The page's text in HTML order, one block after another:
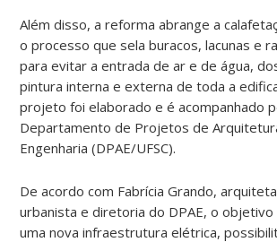
Além disso, a reforma abrange a
o processo que sela buracos, lacunas e
para evitar a entrada de ar e de água,
pintura interna e externa de toda a
projeto foi elaborado e é acompanhado
Departamento de Projetos de
Engenharia (DPAE/UFSC).
De acordo com Fabrícia Grando,
urbanista e diretoria do DPAE, o
uma nova infraestrutura elétrica,